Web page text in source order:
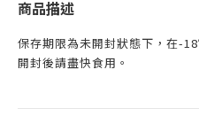
商品描述
保存期限為未開封狀態下，在-
開封後請盡快食用。